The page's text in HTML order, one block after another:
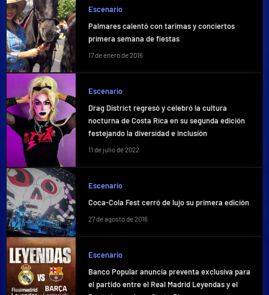
Escenario
Palmares calentó con tarimas y conciertos
primera semana de fiestas
17 de enero de 2016
Escenario
Drag District regresó y celebró la cultura
nocturna de Costa Rica en su segunda edición
festejando la diversidad e inclusión
11 de julio de 2022
Escenario
Coca-Cola Fest cerró de lujo su primera edición
27 de agosto de 2016
Escenario
Banco Popular anuncia preventa exclusiva para
el partido entre el Real Madrid Leyendas y el